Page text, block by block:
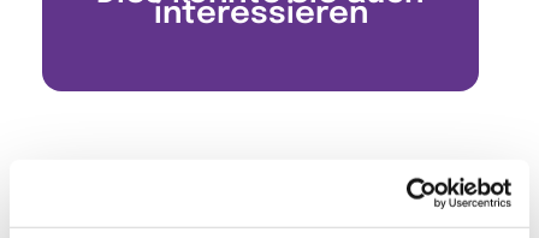
interessieren